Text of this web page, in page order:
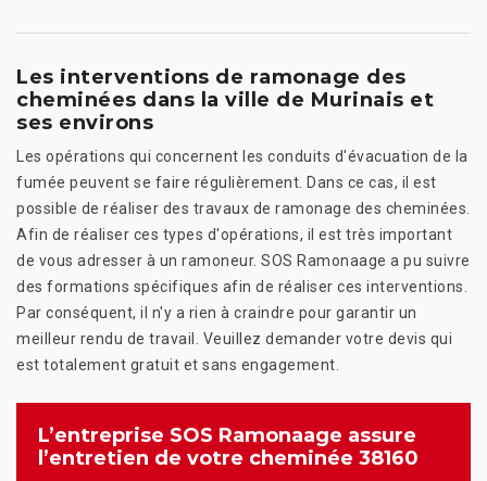
Les interventions de ramonage des
cheminées dans la ville de Murinais et
ses environs
Les opérations qui concernent les conduits d'évacuation de la
fumée peuvent se faire régulièrement. Dans ce cas, il est
possible de réaliser des travaux de ramonage des cheminées.
Afin de réaliser ces types d'opérations, il est très important
de vous adresser à un ramoneur. SOS Ramonaage a pu suivre
des formations spécifiques afin de réaliser ces interventions.
Par conséquent, il n'y a rien à craindre pour garantir un
meilleur rendu de travail. Veuillez demander votre devis qui
est totalement gratuit et sans engagement.
L’entreprise SOS Ramonaage assure
l’entretien de votre cheminée 38160